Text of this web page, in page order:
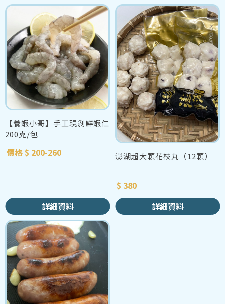
【養蝦小哥】手工現剝鮮蝦仁
200克/包
價格 $ 200-260
詳細資料
澎湖超大顆花枝丸（12顆）
$ 380
詳細資料